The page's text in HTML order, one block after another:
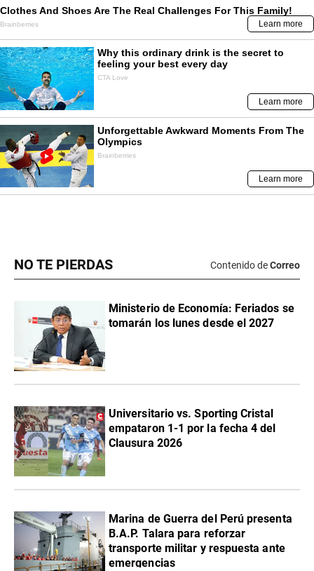
NO TE PIERDAS Contenido deCorreo
Ministerio de Economía: Feriados se
tomarán los lunes desde el 2027
Universitario vs. Sporting Cristal
empataron 1-1 por la fecha 4 del
Clausura 2026
Marina de Guerra del Perú presenta
B.A.P. Talara para reforzar
transporte militar y respuesta ante
emergencias